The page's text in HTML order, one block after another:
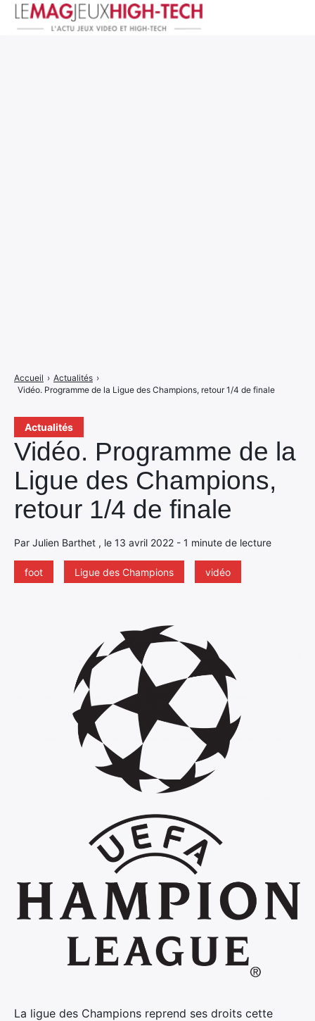
Actualités
Vidéo. Programme de la
Ligue des Champions,
retour 1/4 de finale
Par Julien Barthet , le 13 avril 2022 - 1 minute de lecture
foot Ligue des Champions vidéo
Accueil › Actualités ›
Vidéo. Programme de la Ligue des Champions, retour 1/4 de finale
La ligue des Champions reprend ses droits cette